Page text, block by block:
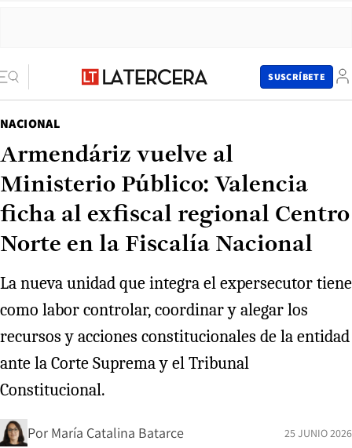
SUSCRÍBETE
NACIONAL
Armendáriz vuelve al
Ministerio Público: Valencia
ficha al exfiscal regional Centro
Norte en la Fiscalía Nacional
La nueva unidad que integra el expersecutor tiene
como labor controlar, coordinar y alegar los
recursos y acciones constitucionales de la entidad
ante la Corte Suprema y el Tribunal
Constitucional.
Por María Catalina Batarce 25 JUNIO 2026